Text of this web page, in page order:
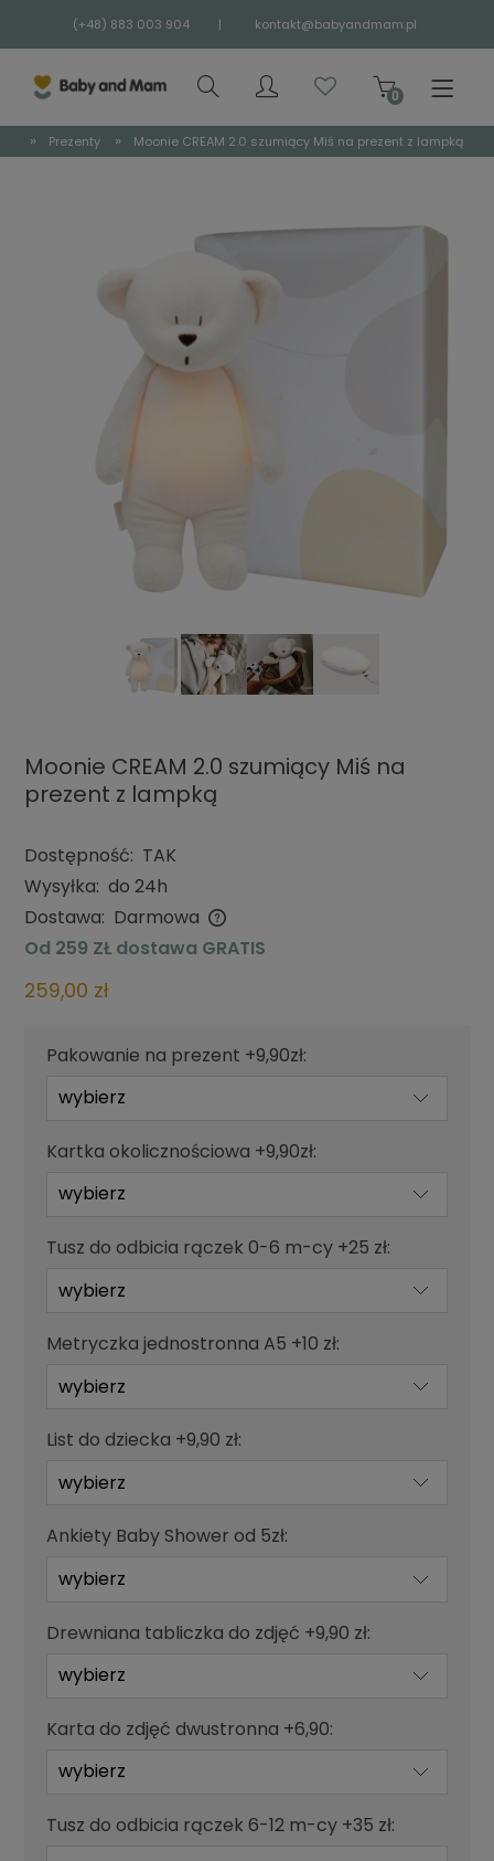
(+48) 883 003 904 | kontakt@babyandmam.pl
» Prezenty » Moonie CREAM 2.0 szumiący Miś na prezent z lampką
Moonie CREAM 2.0 szumiący Miś na
prezent z lampką
Dostępność: TAK
Wysyłka: do 24h
Dostawa: Darmowa
Cena nie zawiera ewentualnych kosztów płatności
Od 259 ZŁ dostawa GRATIS
259,00 zł
Pakowanie na prezent +9,90zł:
Kartka okolicznościowa +9,90zł:
Tusz do odbicia rączek 0-6 m-cy +25 zł:
Metryczka jednostronna A5 +10 zł:
List do dziecka +9,90 zł:
Ankiety Baby Shower od 5zł:
Drewniana tabliczka do zdjęć +9,90 zł:
Karta do zdjęć dwustronna +6,90:
Tusz do odbicia rączek 6-12 m-cy +35 zł: